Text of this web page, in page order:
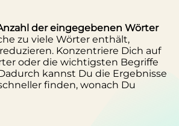
der eingegebenen Wörter
zu viele Wörter enthält,
Konzentriere Dich auf
oder die wichtigsten Begriffe
kannst Du die Ergebnisse
finden, wonach Du